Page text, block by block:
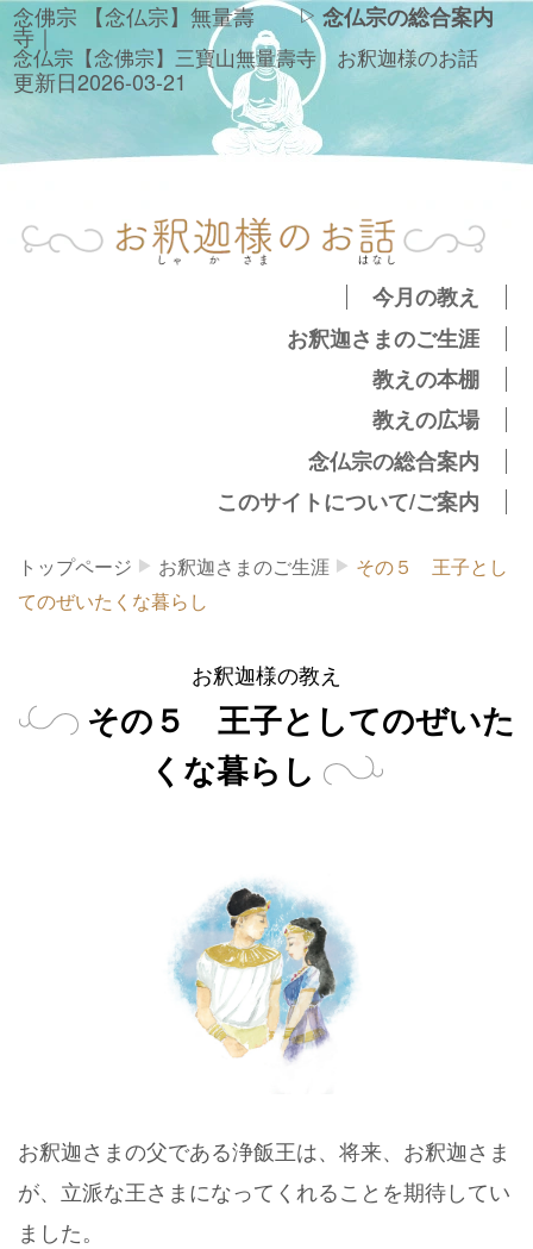
念佛宗 【念仏宗】無量壽
寺｜
念仏宗【念佛宗】三寶山無量壽寺　お釈迦様のお話
更新日2026-03-21
念仏宗の総合案内
今月の教え
お釈迦さまのご生涯
教えの本棚
教えの広場
念仏宗の総合案内
このサイトについて/ご案内
トップページ お釈迦さまのご生涯
その５ 王子とし
てのぜいたくな暮らし
お釈迦様の教え
その５ 王子としてのぜいた
くな暮らし
お釈迦さまの父である浄飯王は、将来、お釈迦さま
が、立派な王さまになってくれることを期待してい
ました。